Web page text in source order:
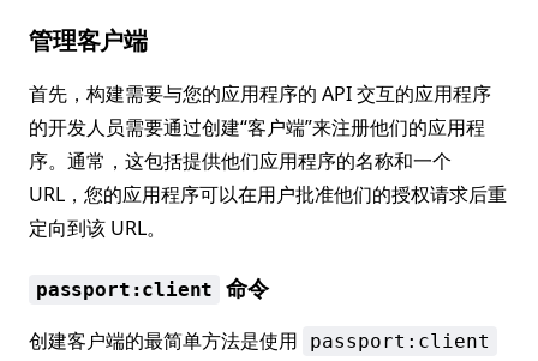
管理客户端
首先，构建需要与您的应用程序的 API 交互的应用程序
的开发人员需要通过创建“客户端”来注册他们的应用程
序。通常，这包括提供他们应用程序的名称和一个
URL，您的应用程序可以在用户批准他们的授权请求后重
定向到该 URL。
passport:client 命令
创建客户端的最简单方法是使用 passport:client